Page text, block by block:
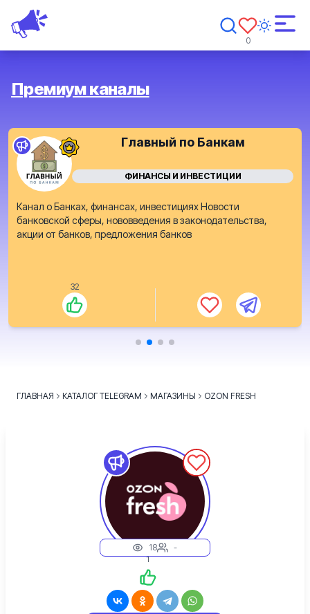
0
Премиум каналы
Главный по Банкам
ФИНАНСЫ И ИНВЕСТИЦИИ
Канал о Банках, финансах, инвестициях Новости
банковской сферы, нововведения в законодательства,
акции от банков, предложения банков
32
ГЛАВНАЯ КАТАЛОГ TELEGRAM МАГАЗИНЫ OZON FRESH
18
-
1